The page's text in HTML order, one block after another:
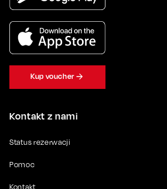
Kontakt z nami
Status rezerwacji
Pomoc
Kontakt
Kup voucher